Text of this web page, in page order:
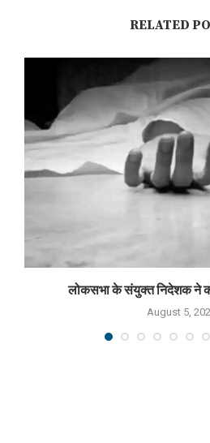
RELATED
लोकसभा के संयुक्त निदेशक ने
August 5,